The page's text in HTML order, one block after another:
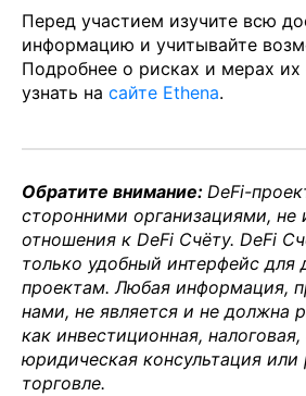
Перед участием изучите всю
информацию и учитывайте
Подробнее о рисках и мерах
узнать на сайте Ethena.
Обратите внимание: DeFi-
сторонними организациями,
отношения к DeFi Счёту. DeFi
только удобный интерфейс для
проектам. Любая информация,
нами, не является и не должна
как инвестиционная,
юридическая консультация
торговле.